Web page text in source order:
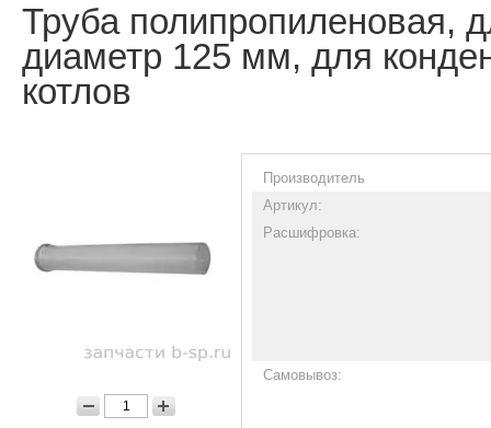
Труба полипропиленовая,
диаметр 125 мм, для
котлов
Производитель
Артикул:
Расшифровка:
Самовывоз: